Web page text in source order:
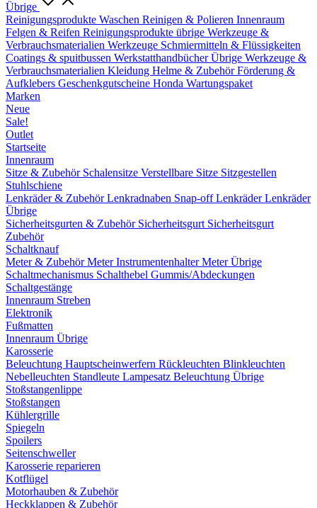
Übrige
Reinigungsprodukte Waschen Reinigen & Polieren Innenraum
Felgen & Reifen Reinigungsprodukte übrige Werkzeuge &
Verbrauchsmaterialien Werkzeuge Schmiermitteln & Flüssigkeiten
Coatings & spuitbussen WerkstatthandbücherÜbrige Werkzeuge &
Verbrauchsmaterialien Kleidung Helme & ZubehörFörderung &
Aufklebers Geschenkgutscheine Honda Wartungspaket
Marken
Neue
Sale!
Outlet
Startseite
Innenraum
Sitze & Zubehör Schalensitze Verstellbare Sitze Sitzgestellen
Stuhlschiene
Lenkräder & ZubehörLenkradnaben Snap-offLenkräderLenkräder
Übrige
Sicherheitsgurten & Zubehör Sicherheitsgurt Sicherheitsgurt
Zubehör
Schaltknauf
Meter & ZubehörMeterInstrumentenhalterMeter Übrige
Schaltmechanismus Schalthebel Gummis/Abdeckungen
Schaltgestänge
Innenraum Streben
Elektronik
Fußmatten
Innenraum Übrige
Karosserie
Beleuchtung Hauptscheinwerfern Rückleuchten Blinkleuchten
Nebelleuchten Standleute Lampesatz Beleuchtung Übrige
Stoßstangenlippe
Stoßstangen
Kühlergrille
Spiegeln
Spoilers
Seitenschweller
Karosserie reparieren
Kotflügel
Motorhauben & Zubehör
Heckklappen & Zubehör